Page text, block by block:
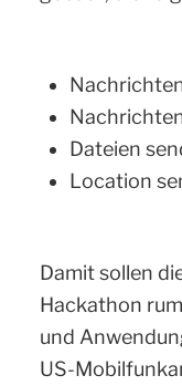
Dateien
Location
Damit sollen
Hackathon
und
US-